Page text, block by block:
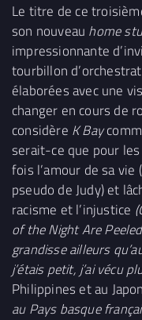
Le titre de ce
son nouveau home
impressionnante
tourbillon
élaborées avec une
changer en cours de
considère K Bay
serait-ce que pour
fois l’amour de sa
pseudo de Judy) et
racisme et l’injustice
of the Night Are
grandisse ailleurs
j’étais petit, j’ai vécu
Philippines et au
au Pays basque